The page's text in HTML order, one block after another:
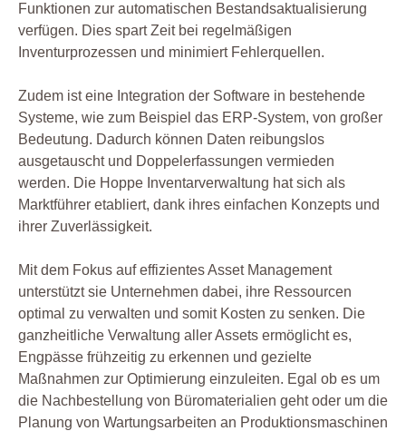
Funktionen zur automatischen Bestandsaktualisierung
verfügen. Dies spart Zeit bei regelmäßigen
Inventurprozessen und minimiert Fehlerquellen.
Zudem ist eine Integration der Software in bestehende
Systeme, wie zum Beispiel das ERP-System, von großer
Bedeutung. Dadurch können Daten reibungslos
ausgetauscht und Doppelerfassungen vermieden
werden. Die Hoppe Inventarverwaltung hat sich als
Marktführer etabliert, dank ihres einfachen Konzepts und
ihrer Zuverlässigkeit.
Mit dem Fokus auf effizientes Asset Management
unterstützt sie Unternehmen dabei, ihre Ressourcen
optimal zu verwalten und somit Kosten zu senken. Die
ganzheitliche Verwaltung aller Assets ermöglicht es,
Engpässe frühzeitig zu erkennen und gezielte
Maßnahmen zur Optimierung einzuleiten. Egal ob es um
die Nachbestellung von Büromaterialien geht oder um die
Planung von Wartungsarbeiten an Produktionsmaschinen